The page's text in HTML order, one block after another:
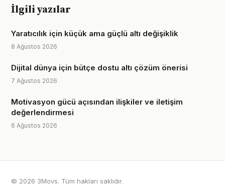
İlgili yazılar
Yaratıcılık için küçük ama güçlü altı değişiklik
8 Ağustos 2026
Dijital dünya için bütçe dostu altı çözüm önerisi
7 Ağustos 2026
Motivasyon gücü açısından ilişkiler ve iletişim
değerlendirmesi
6 Ağustos 2026
© 2026 3Movs. Tüm hakları saklıdır.